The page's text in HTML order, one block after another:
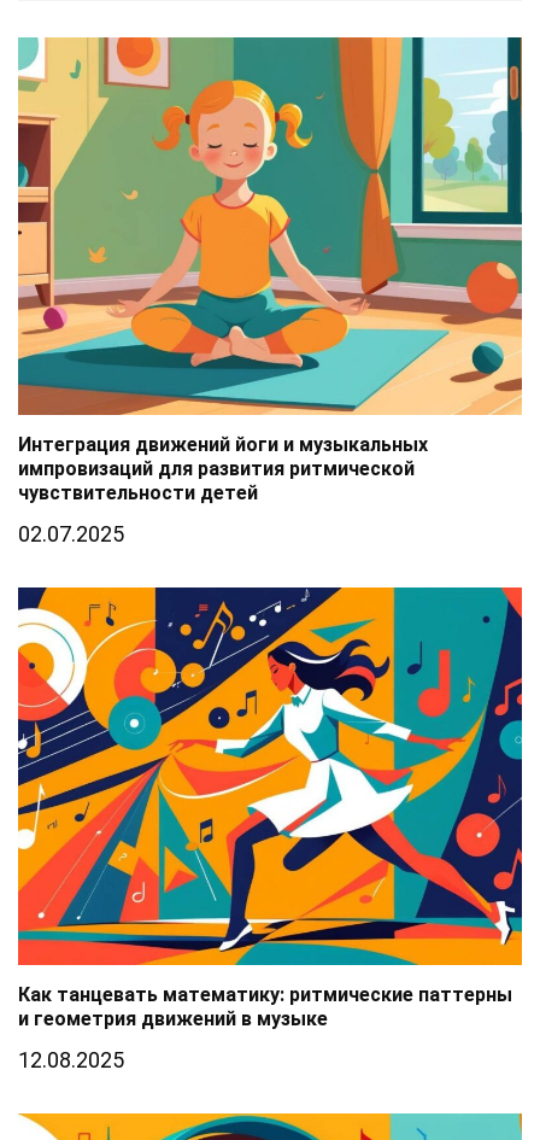
Интеграция движений йоги и музыкальных
импровизаций для развития ритмической
чувствительности детей
02.07.2025
Как танцевать математику: ритмические паттерны
и геометрия движений в музыке
12.08.2025